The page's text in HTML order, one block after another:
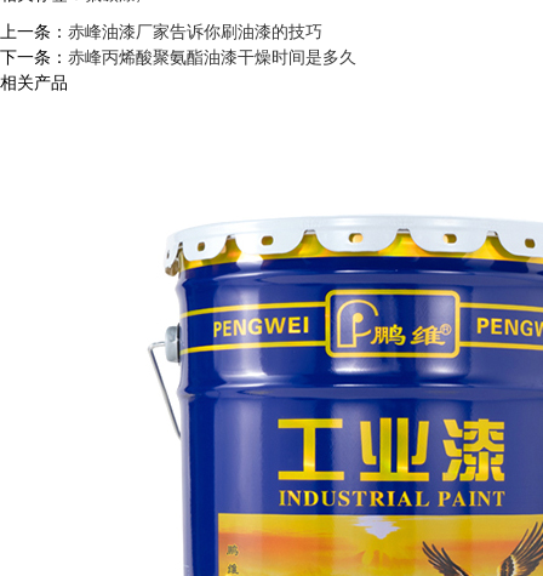
上一条： 赤峰油漆厂家告诉你刷油漆的技巧
下一条： 赤峰丙烯酸聚氨酯油漆干燥时间是多久
相关产品